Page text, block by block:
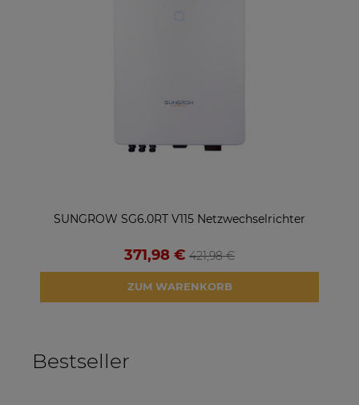
SUNGROW SG6.0RT V115 Netzwechselrichter
371,98 € 421,98 €
ZUM WARENKORB
Bestseller